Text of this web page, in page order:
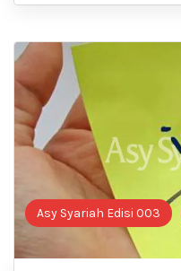
Asy Syariah Edisi 003